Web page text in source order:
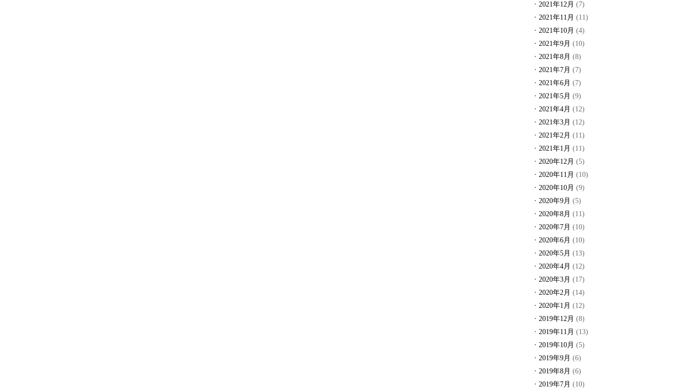
2021年12月 (7)
2021年11月 (11)
2021年10月 (4)
2021年9月 (10)
2021年8月 (8)
2021年7月 (7)
2021年6月 (7)
2021年5月 (9)
2021年4月 (12)
2021年3月 (12)
2021年2月 (11)
2021年1月 (11)
2020年12月 (5)
2020年11月 (10)
2020年10月 (9)
2020年9月 (5)
2020年8月 (11)
2020年7月 (10)
2020年6月 (10)
2020年5月 (13)
2020年4月 (12)
2020年3月 (17)
2020年2月 (14)
2020年1月 (12)
2019年12月 (8)
2019年11月 (13)
2019年10月 (5)
2019年9月 (6)
2019年8月 (6)
2019年7月 (10)